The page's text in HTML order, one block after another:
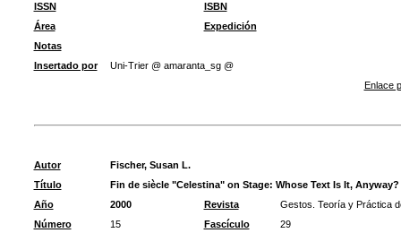
ISSN
ISBN
Área
Expedición
Notas
Insertado por
Uni-Trier @ amaranta_sg @
Enlace
Autor
Fischer, Susan L.
Título
Fin de siècle "Celestina" on Stage: Whose Text Is It, Anyway?
Año
2000 Revista
Gestos. Teoría y Práctica
Número
15 Fascículo
29